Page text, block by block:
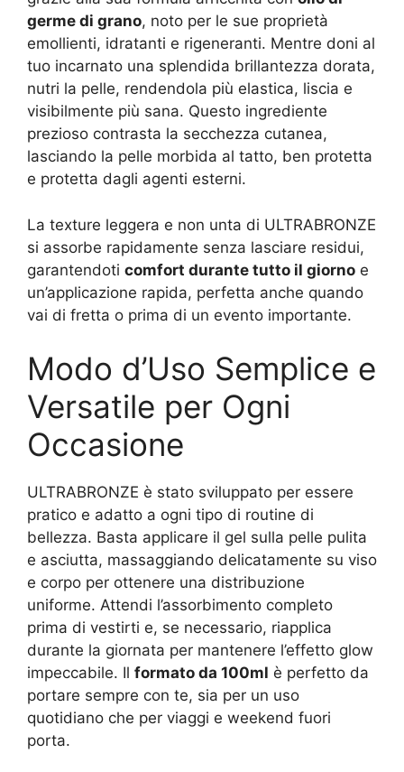
germe di grano, noto per le sue proprietà
emollienti, idratanti e rigeneranti. Mentre doni al
tuo incarnato una splendida brillantezza dorata,
nutri la pelle, rendendola più elastica, liscia e
visibilmente più sana. Questo ingrediente
prezioso contrasta la secchezza cutanea,
lasciando la pelle morbida al tatto, ben protetta
e protetta dagli agenti esterni.
La texture leggera e non unta di ULTRABRONZE
si assorbe rapidamente senza lasciare residui,
garantendoti comfort durante tutto il giorno e
un’applicazione rapida, perfetta anche quando
vai di fretta o prima di un evento importante.
Modo d’Uso Semplice e
Versatile per Ogni
Occasione
ULTRABRONZE è stato sviluppato per essere
pratico e adatto a ogni tipo di routine di
bellezza. Basta applicare il gel sulla pelle pulita
e asciutta, massaggiando delicatamente su viso
e corpo per ottenere una distribuzione
uniforme. Attendi l’assorbimento completo
prima di vestirti e, se necessario, riapplica
durante la giornata per mantenere l’effetto glow
impeccabile. Il formato da 100ml è perfetto da
portare sempre con te, sia per un uso
quotidiano che per viaggi e weekend fuori
porta.